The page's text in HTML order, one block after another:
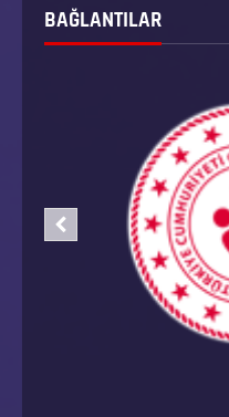
BAĞLANTILAR